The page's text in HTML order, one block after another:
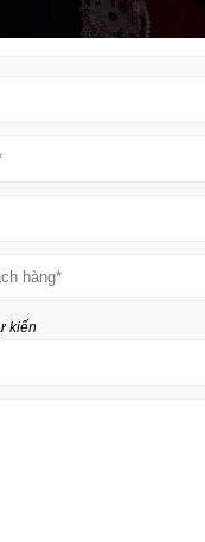
cách tạo dáng khi
để có bộ
uy tín
nghiệp chính là nơi
kiến